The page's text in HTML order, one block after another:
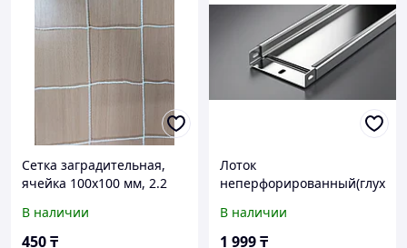
Сетка заградительная,
ячейка 100х100 мм, 2.2
В наличии
450₸
Лоток
неперфорированный(глух
В наличии
1 999₸